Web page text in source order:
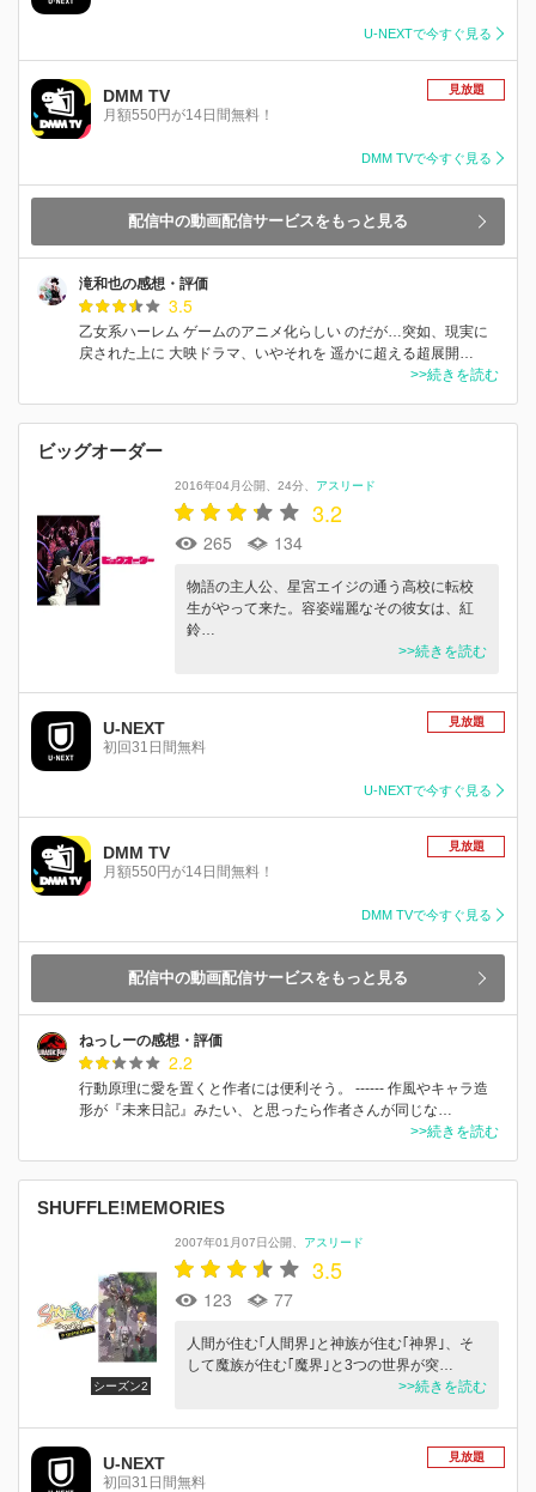
U-NEXTで今すぐ見る
DMM TV
月額550円が14日間無料！
見放題
DMM TVで今すぐ見る
配信中の動画配信サービスをもっと見る
滝和也の感想・評価
3.5
乙女系ハーレム ゲームのアニメ化らしい のだが…突如、現実に
戻された上に 大映ドラマ、いやそれを 遥かに超える超展開…
>>続きを読む
ビッグオーダー
2016年04月公開 24分 アスリード
3.2
265 134
物語の主人公、星宮エイジの通う高校に転校
生がやって来た。容姿端麗なその彼女は、紅
鈴…
>>続きを読む
U-NEXT
初回31日間無料
見放題
U-NEXTで今すぐ見る
DMM TV
月額550円が14日間無料！
見放題
DMM TVで今すぐ見る
配信中の動画配信サービスをもっと見る
ねっしーの感想・評価
2.2
行動原理に愛を置くと作者には便利そう。 ------ 作風やキャラ造
形が『未来日記』みたい、と思ったら作者さんが同じな…
>>続きを読む
SHUFFLE!MEMORIES
シーズン2
2007年01月07日公開 アスリード
3.5
123 77
人間が住む｢人間界｣と神族が住む｢神界｣、そ
して魔族が住む｢魔界｣と3つの世界が突…
>>続きを読む
U-NEXT
初回31日間無料
見放題